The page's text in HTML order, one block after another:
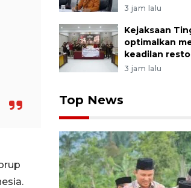
3 jam lalu
Kejaksaan
optimalkan
keadilan
3 jam lalu
Top News